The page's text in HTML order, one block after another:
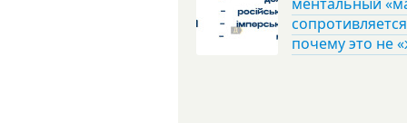
почему это не